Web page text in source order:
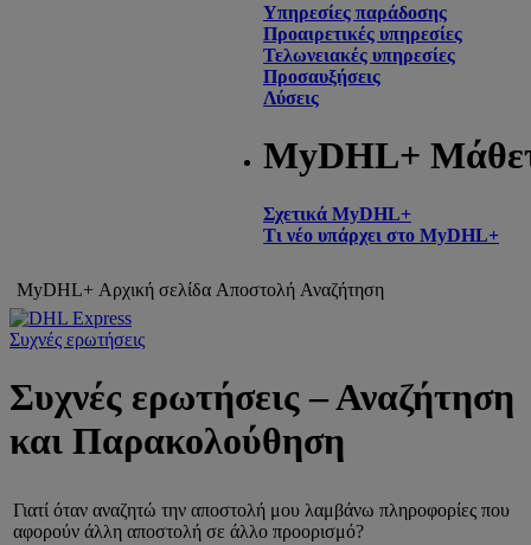
Υπηρεσίες παράδοσης
Προαιρετικές υπηρεσίες
Τελωνειακές υπηρεσίες
Προσαυξήσεις
Λύσεις
MyDHL+
Σχετικά MyDHL+
Τι νέο υπάρχει στο MyDHL+
MyDHL+ Αρχική σελίδα Αποστολή Αναζήτηση
Συχνές ερωτήσεις
Συχνές ερωτήσεις – Αναζήτηση
και Παρακολούθηση
Γιατί όταν αναζητώ την αποστολή μου λαμβάνω πληροφορίες που
αφορούν άλλη αποστολή σε άλλο προορισμό?